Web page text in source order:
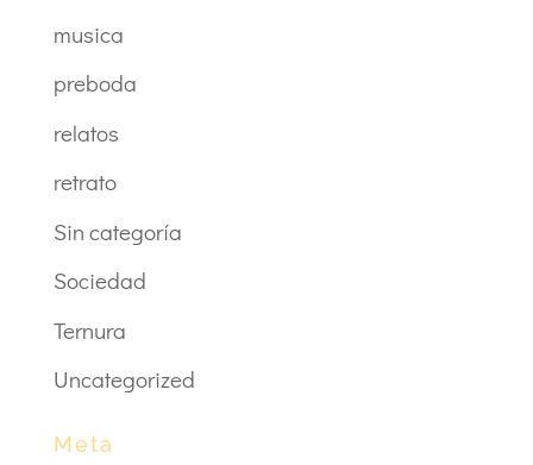
musica
preboda
relatos
retrato
Sin categoría
Sociedad
Ternura
Uncategorized
Meta